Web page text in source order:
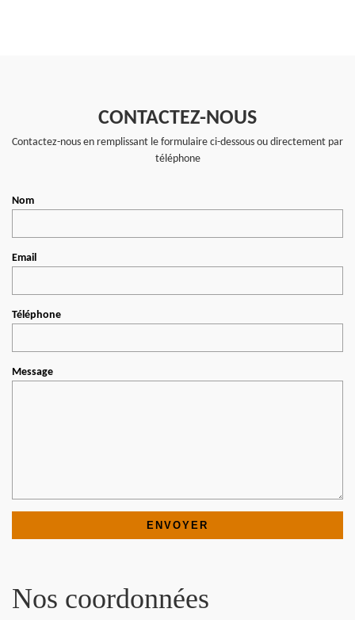
CONTACTEZ-NOUS
Contactez-nous en remplissant le formulaire ci-dessous ou directement par
téléphone
Nom
Email
Téléphone
Message
Nos coordonnées